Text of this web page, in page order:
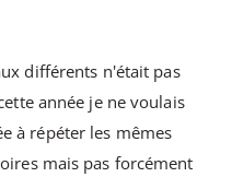
différents n'était pas
année je ne voulais
à répéter les mêmes
mais pas forcément